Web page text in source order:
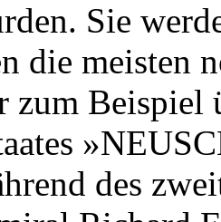
Sie
die meisten
zum Beispiel
des